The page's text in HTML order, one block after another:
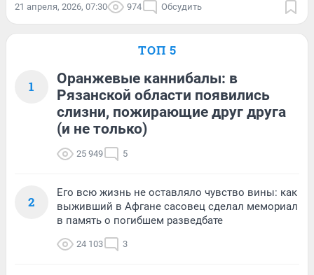
21 апреля, 2026, 07:30 974 Обсудить
ТОП 5
1
Оранжевые каннибалы: в
Рязанской области появились
слизни, пожирающие друг друга
(и не только)
25 949 5
2
Его всю жизнь не оставляло чувство вины: как
выживший в Афгане сасовец сделал мемориал
в память о погибшем разведбате
24 103 3